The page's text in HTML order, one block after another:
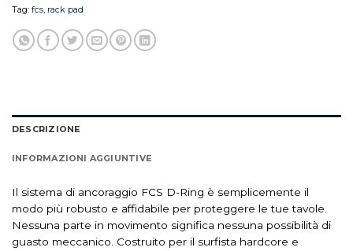
Tag: fcs, rack pad
DESCRIZIONE
INFORMAZIONI AGGIUNTIVE
Il sistema di ancoraggio FCS D-Ring è semplicemente il
modo più robusto e affidabile per proteggere le tue tavole.
Nessuna parte in movimento significa nessuna possibilità di
guasto meccanico. Costruito per il surfista hardcore e